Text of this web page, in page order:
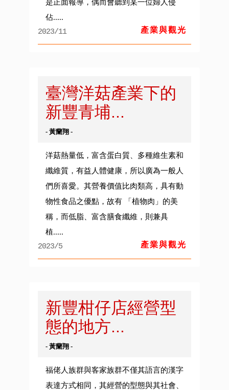
是正面報導，偶而會聽到某一位婦人侵
佔.....
2023/11
產業與觀光
臺灣洋菇產業下的
新豐青埔...
- 黃蘭翔 -
洋菇熱量低，富含蛋白質、多種維生素和
纖維質，有益人體健康，所以廣為一般人
們所喜愛。其營養價值比肉類高，具有動
物性食品之優點，故有 「植物肉」的美
稱，而低脂、富含膳食纖維，則兼具
植.....
2023/5
產業與觀光
新豐柑仔店經營型
態的地方...
- 黃蘭翔 -
福佬人族群與客家族群不僅其語言的漢字
表達方式相同，其經營的型態與其社會、